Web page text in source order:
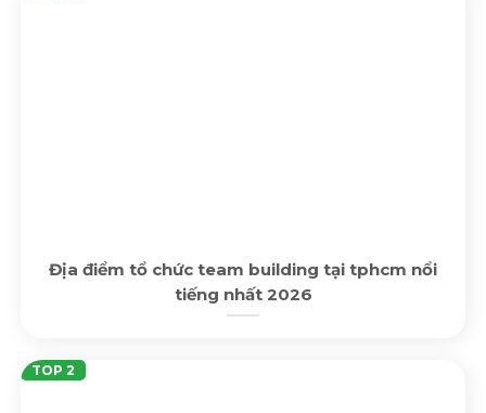
Địa điểm tổ chức team building tại tphcm nổi
tiếng nhất 2026